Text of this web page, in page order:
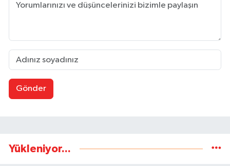
Gönder
Yükleniyor...